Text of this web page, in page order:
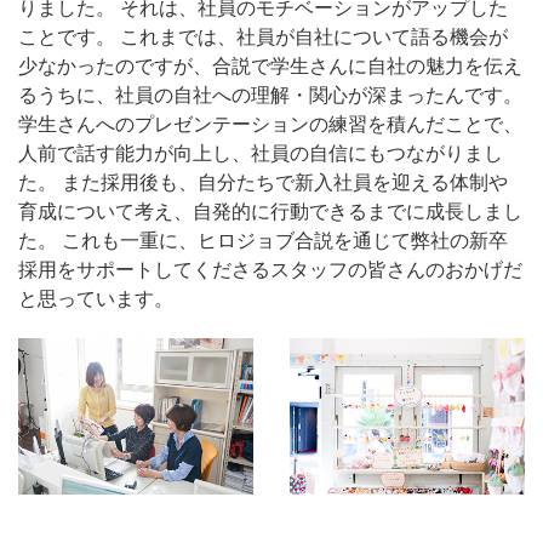
りました。 それは、社員のモチベーションがアップした
ことです。 これまでは、社員が自社について語る機会が
少なかったのですが、合説で学生さんに自社の魅力を伝え
るうちに、社員の自社への理解・関心が深まったんです。
学生さんへのプレゼンテーションの練習を積んだことで、
人前で話す能力が向上し、社員の自信にもつながりまし
た。 また採用後も、自分たちで新入社員を迎える体制や
育成について考え、自発的に行動できるまでに成長しまし
た。 これも一重に、ヒロジョブ合説を通じて弊社の新卒
採用をサポートしてくださるスタッフの皆さんのおかげだ
と思っています。